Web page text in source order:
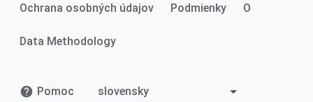
Ochrana osobných údajov Podmienky O
Data Methodology
Pomoc